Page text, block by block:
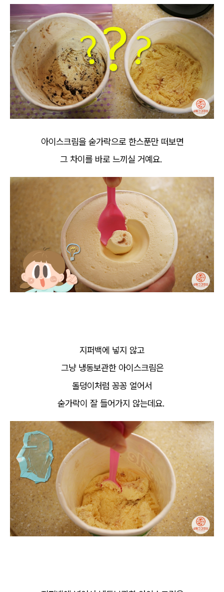
아이스크림을 숟가락으로 한스푼만 떠보면
그 차이를 바로 느끼실 거예요.
지퍼백에 넣지 않고
그냥 냉동보관한 아이스크림은
돌덩이처럼 꽁꽁 얼어서
숟가락이 잘 들어가지 않는데요.